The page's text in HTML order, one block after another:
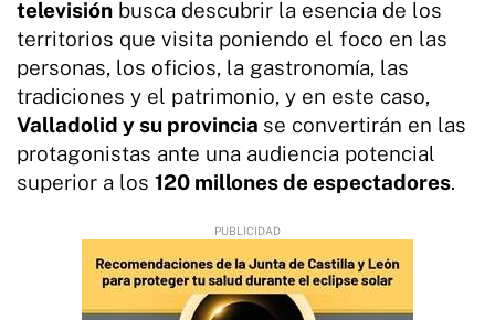
televisión busca descubrir la esencia de los
territorios que visita poniendo el foco en las
personas, los oficios, la gastronomía, las
tradiciones y el patrimonio, y en este caso,
Valladolid y su provincia se convertirán en las
protagonistas ante una audiencia potencial
superior a los 120 millones de espectadores.